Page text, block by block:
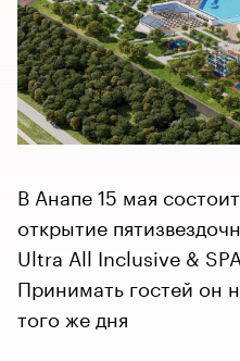
В Анапе 15 мая
открытие
Ultra All Inclusive &
Принимать гостей он
того же дня